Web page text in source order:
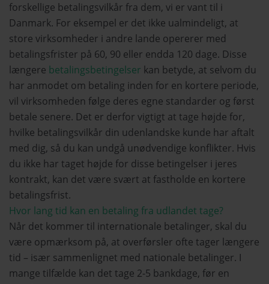
forskellige betalingsvilkår fra dem, vi er vant til i
Danmark. For eksempel er det ikke ualmindeligt, at
store virksomheder i andre lande opererer med
betalingsfrister på 60, 90 eller endda 120 dage. Disse
længere betalingsbetingelser kan betyde, at selvom du
har anmodet om betaling inden for en kortere periode,
vil virksomheden følge deres egne standarder og først
betale senere. Det er derfor vigtigt at tage højde for,
hvilke betalingsvilkår din udenlandske kunde har aftalt
med dig, så du kan undgå unødvendige konflikter. Hvis
du ikke har taget højde for disse betingelser i jeres
kontrakt, kan det være svært at fastholde en kortere
betalingsfrist.
Hvor lang tid kan en betaling fra udlandet tage?
Når det kommer til internationale betalinger, skal du
være opmærksom på, at overførsler ofte tager længere
tid – især sammenlignet med nationale betalinger. I
mange tilfælde kan det tage 2-5 bankdage, før en